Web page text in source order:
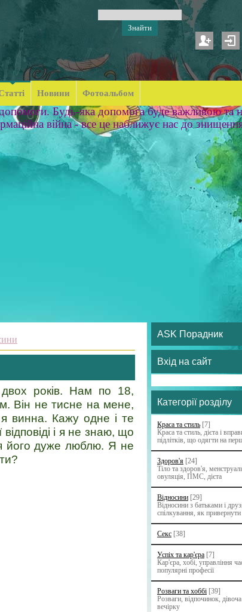
Новини Фотоальбом
Будь-яка допомога буде важливою та
війна - все це наближує нас до
двох років. Нам по 18,
Він не тисне на мене,
винна. Кажу одне і те
і я не знаю, що
його дуже люблю. Я не
ASK Порадник
Вхід на сайт
Категорії розділу
Краса та стиль [7]
Краса та стиль, дієта і
підлітків, що одягти на
Здоров'я [24]
Тіло та здоров'я,
овуляція, ПМС, дієта
Відносини [29]
Відносини з батьками i
спілкування, як
Секс [38]
Успіх та кар'єра [7]
Кар'єра, хобі, управління
популярні професії
Розваги та хоббі [39]
Розваги, відпочинок, дівоча
вечірку